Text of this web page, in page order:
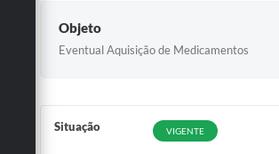
Objeto
Eventual Aquisição de Medicamentos
Situação VIGENTE